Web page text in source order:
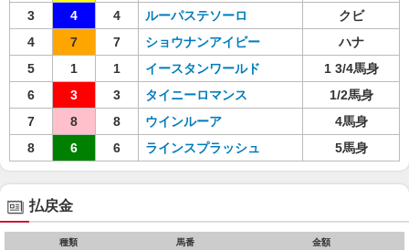
3
4 4 ルーパステソーロ
クビ
4
7 7 ショウナンアイビー
ハナ
5
1 1 イースタンワールド
1 3/4馬身
6
3 3 タイニーロマンス
1/2馬身
7
8 8 ウインルーア
4馬身
8
6 6 ラインスプラッシュ 5馬身
払戻金
種類 馬番 金額